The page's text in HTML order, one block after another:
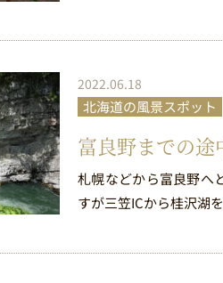
2022.06.18
北海道の風景スポット
富良野までの
札幌などから富良野へ
すが三笠ICから桂沢湖